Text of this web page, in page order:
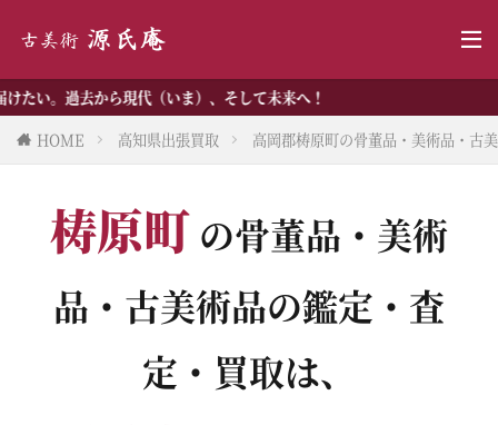
代（いま）、そして未来へ！
HOME
高知県出張買取 高岡郡梼原町の骨董品・美術品・古
梼原町 の骨董品・美術
品・古美術品の鑑定・査
定・買取は、